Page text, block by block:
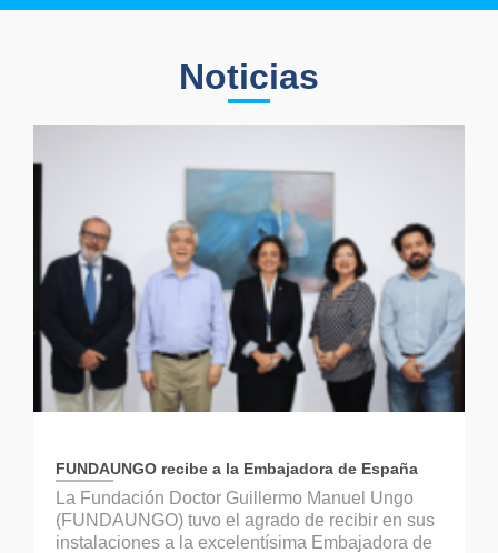
Noticias
FUNDAUNGO recibe a la Embajadora de España
La Fundación Doctor Guillermo Manuel Ungo
(FUNDAUNGO) tuvo el agrado de recibir en sus
instalaciones a la excelentísima Embajadora de